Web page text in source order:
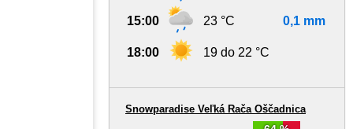
15:00 23 °C 0,1 mm
18:00 19 do 22 °C
Snowparadise Veľká Rača Oščadnica